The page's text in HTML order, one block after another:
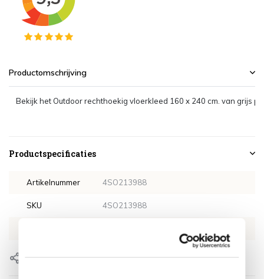
Productomschrijving
Bekijk het Outdoor rechthoekig vloerkleed 160 x 240 cm. van grijs
Productspecificaties
Artikelnummer 4SO213988
SKU 4SO213988
Delen